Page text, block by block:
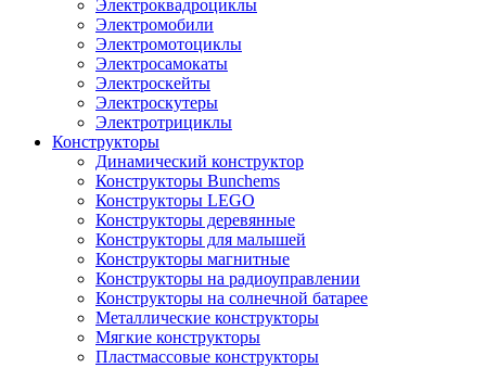
Электроквадроциклы
Электромобили
Электромотоциклы
Электросамокаты
Электроскейты
Электроскутеры
Электротрициклы
Конструкторы
Динамический конструктор
Конструкторы Bunchems
Конструкторы LEGO
Конструкторы деревянные
Конструкторы для малышей
Конструкторы магнитные
Конструкторы на радиоуправлении
Конструкторы на солнечной батарее
Металлические конструкторы
Мягкие конструкторы
Пластмассовые конструкторы